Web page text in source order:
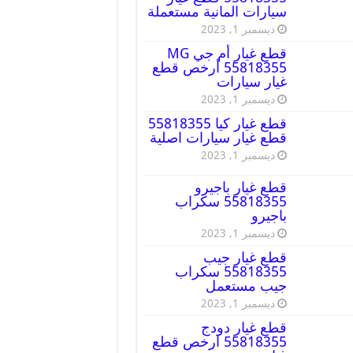
سيارات المانية مستعملة
ديسمبر 1, 2023
قطع غيار أم جي MG
55818355 أرخص قطع
غيار سيارات
ديسمبر 1, 2023
قطع غيار كيا 55818355
قطع غيار سيارات اصلية
ديسمبر 1, 2023
قطع غيار باجيرو
55818355 سكراب
باجيرو
ديسمبر 1, 2023
قطع غيار جيب
55818355 سكراب
جيب مستعمل
ديسمبر 1, 2023
قطع غيار دودج
55818355 ارخص قطع